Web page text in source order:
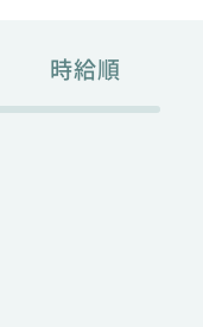
時給順